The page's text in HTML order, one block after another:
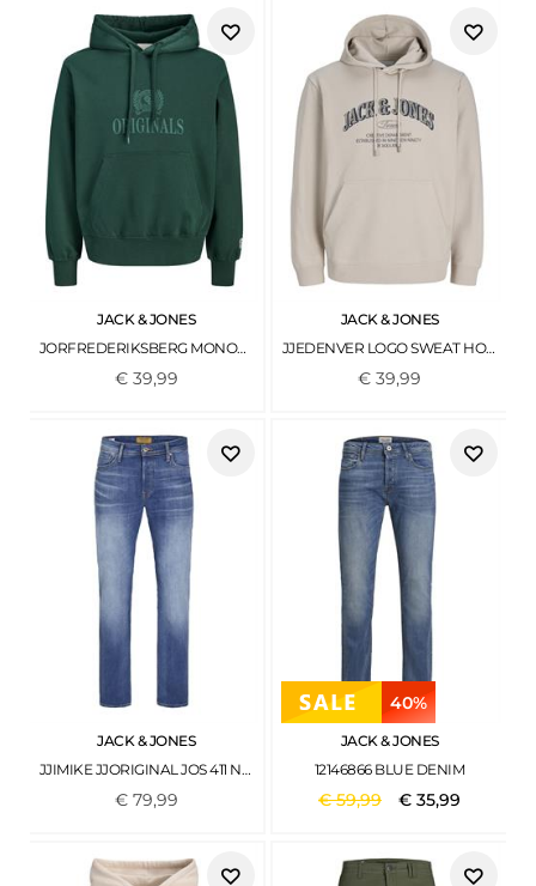
JACK & JONES
JORFREDERIKSBERG MONOGRAM SWEAT HOOD SN PINE GROVE
€ 39,99
JACK & JONES
JJEDENVER LOGO SWEAT HOOD SN MOONBEAM
€39,99
JACK & JONES
JJIMIKE JJORIGINAL JOS 411 NOOS BLUE DENIM
€ 79,99
40%
JACK & JONES
12146866 BLUE DENIM
€59,99 €35,99